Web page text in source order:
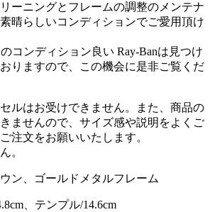
ーニングとフレームの調整のメンテナ
晴らしいコンディションでご愛用頂け
コンディション良い Ray-Banは見つけ
りますので、この機会に是非ご覧くだ
ルはお受けできません。また、商品の
ませんので、サイズ感や説明をよくご
注文をお願いいたします。
。
ン、ゴールドメタルフレーム
、テンプル/14.6cm